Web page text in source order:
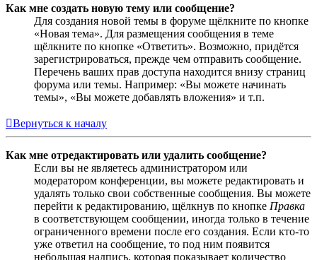
Как мне создать новую тему или сообщение?
Для создания новой темы в форуме щёлкните по кнопке
«Новая тема». Для размещения сообщения в теме
щёлкните по кнопке «Ответить». Возможно, придётся
зарегистрироваться, прежде чем отправить сообщение.
Перечень ваших прав доступа находится внизу страниц
форума или темы. Например: «Вы можете начинать
темы», «Вы можете добавлять вложения» и т.п.
Вернуться к началу
Как мне отредактировать или удалить сообщение?
Если вы не являетесь администратором или
модератором конференции, вы можете редактировать и
удалять только свои собственные сообщения. Вы можете
перейти к редактированию, щёлкнув по кнопке Правка
в соответствующем сообщении, иногда только в течение
ограниченного времени после его создания. Если кто-то
уже ответил на сообщение, то под ним появится
небольшая надпись, которая показывает количество